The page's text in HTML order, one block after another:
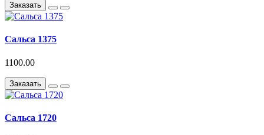
Заказать
Сальса 1375
1100.00
Заказать
Сальса 1720